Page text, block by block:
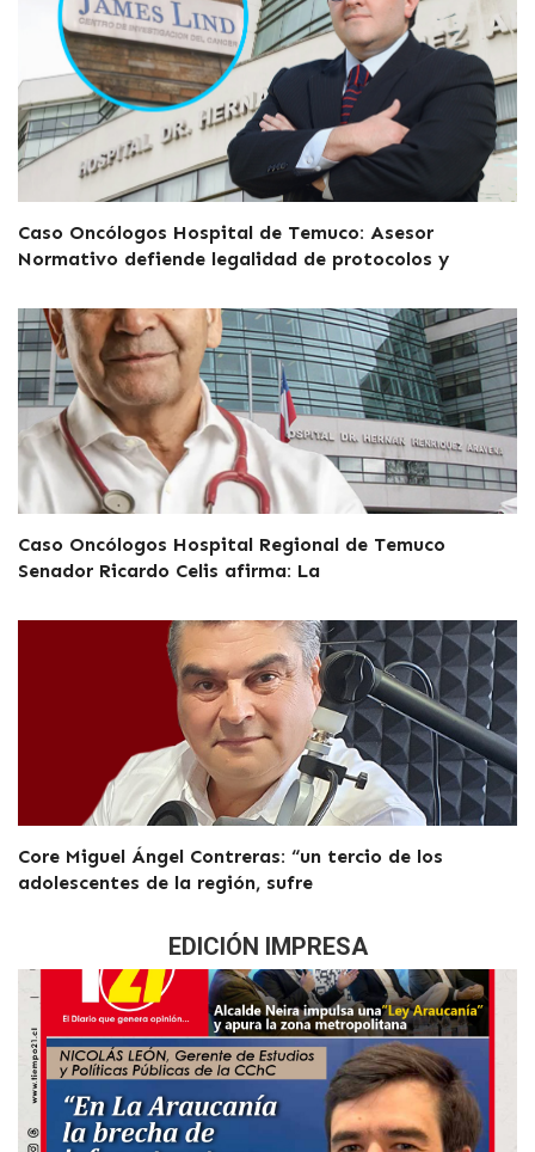
Caso Oncólogos Hospital de Temuco: Asesor
Normativo defiende legalidad de protocolos y
Caso Oncólogos Hospital Regional de Temuco
Senador Ricardo Celis afirma: La
Core Miguel Ángel Contreras: “un tercio de los
adolescentes de la región, sufre
EDICIÓN IMPRESA